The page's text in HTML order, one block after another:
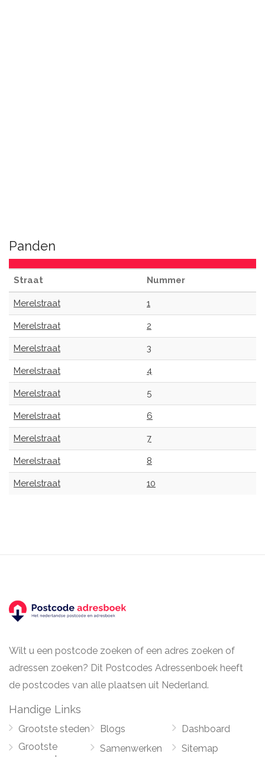
Panden
Straat Nummer
Merelstraat 1
Merelstraat 2
Merelstraat 3
Merelstraat 4
Merelstraat 5
Merelstraat 6
Merelstraat 7
Merelstraat 8
Merelstraat 10
Wilt u een postcode zoeken of een adres zoeken of
adressen zoeken? Dit Postcodes Adressenboek heeft
de postcodes van alle plaatsen uit Nederland.
Handige Links
Grootste steden
Grootste
Blogs
Samenwerken
Dashboard
Sitemap